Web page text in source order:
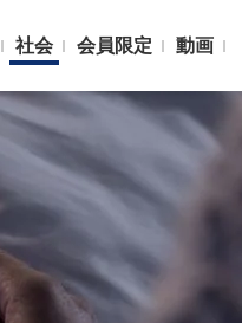
社会 会員限定 動画